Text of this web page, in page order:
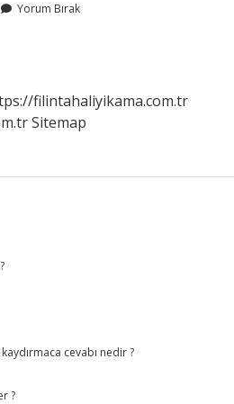
Yorum Bırak
filintahaliyikama.com.tr
Sitemap
cevabı nedir ?
?